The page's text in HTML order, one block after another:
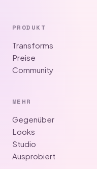
PRODUKT
Transforms
Preise
Community
MEHR
Gegenüber
Looks
Studio
Ausprobiert